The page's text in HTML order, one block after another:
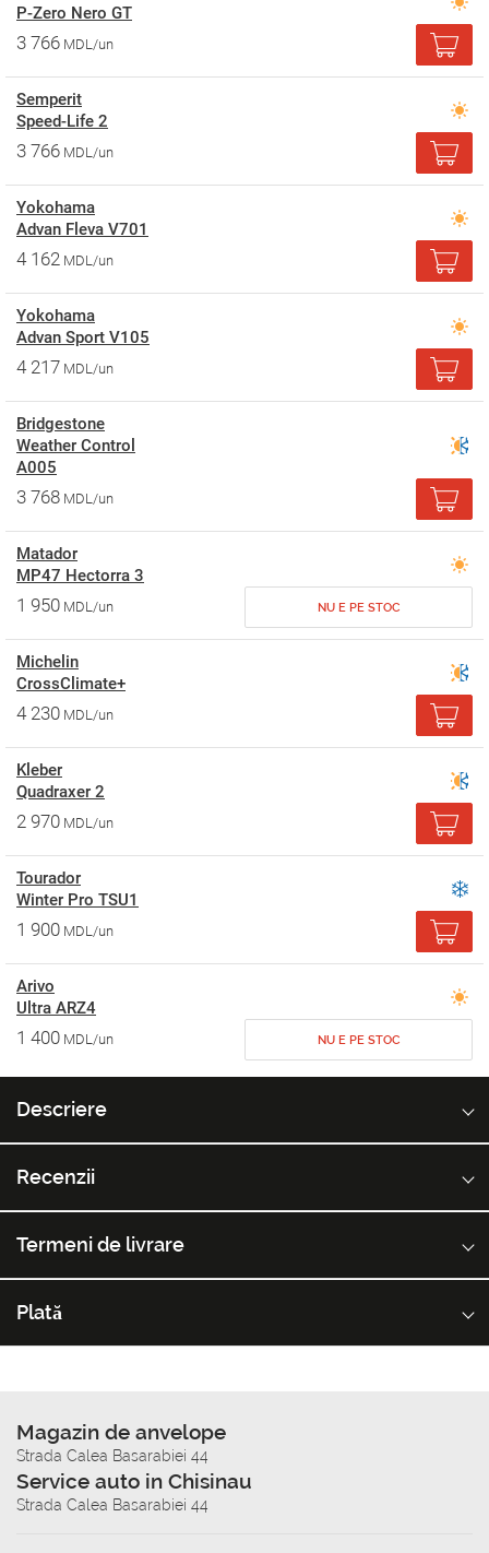
P-Zero Nero GT
3 766 MDL/un
Semperit
Speed-Life 2
3 766 MDL/un
Yokohama
Advan Fleva V701
4 162 MDL/un
Yokohama
Advan Sport V105
4 217 MDL/un
Bridgestone
Weather Control
A005
3 768 MDL/un
Matador
MP47 Hectorra 3
1 950 MDL/un NU E PE STOC
Michelin
CrossClimate+
4 230 MDL/un
Kleber
Quadraxer 2
2 970 MDL/un
Tourador
Winter Pro TSU1
1 900 MDL/un
Arivo
Ultra ARZ4
1 400 MDL/un NU E PE STOC
Descriere
Recenzii
Termeni de livrare
Plată
Magazin de anvelope
Strada Calea Basarabiei 44
Service auto in Chisinau
Strada Calea Basarabiei 44